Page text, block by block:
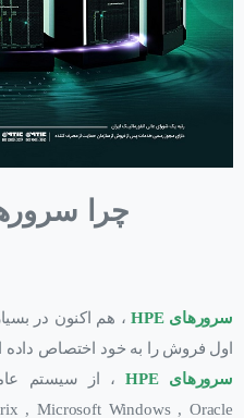
چرا
سرورهای HPE
، هم اکنون در
اول فروش را به خود اختصاص داده
سرورهای HPE
,Microsoft Windows , Oracle